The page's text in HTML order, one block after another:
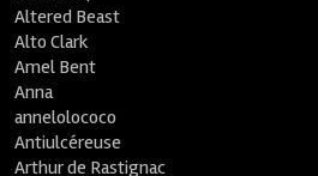
Altered Beast
Alto Clark
Amel Bent
Anna
annelolococo
Antiulcéreuse
Arthur de Rastignac